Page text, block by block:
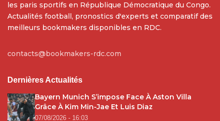
les paris sportifs en République Démocratique du Congo.
Actualités football, pronostics d'experts et comparatif des
meilleurs bookmakers disponibles en RDC.
contacts@bookmakers-rdc.com
Dernières Actualités
Bayern Munich S’impose Face À Aston Villa
Grâce À Kim Min-Jae Et Luis Diaz
07/08/2026 - 16:03